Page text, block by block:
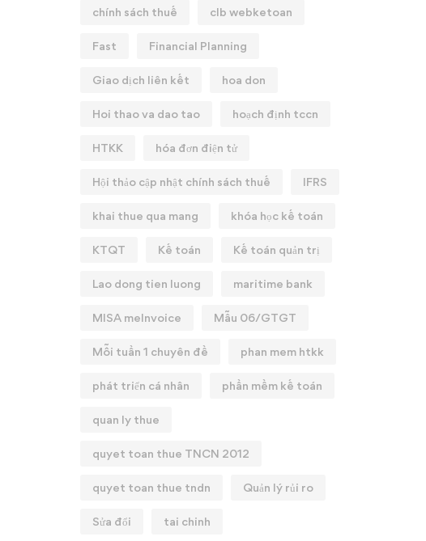
chính sách thuế clb webketoan
Fast Financial Planning
Giao dịch liên kết hoa don
Hoi thao va dao tao hoạch định tccn
HTKK hóa đơn điện tử
Hội thảo cập nhật chính sách thuế IFRS
khai thue qua mang khóa học kế toán
KTQT Kế toán Kế toán quản trị
Lao dong tien luong maritime bank
MISA meInvoice Mẫu 06/GTGT
Mỗi tuần 1 chuyên đề phan mem htkk
phát triển cá nhân phần mềm kế toán
quan ly thue
quyet toan thue TNCN 2012
quyet toan thue tndn Quản lý rủi ro
Sửa đổi tai chinh